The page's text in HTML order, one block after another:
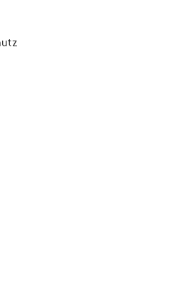
hier zu den Rückgabe-Richtlinien
Zahlungs-Infos hier! Öffnet sich in
Finde alle Infos hier!